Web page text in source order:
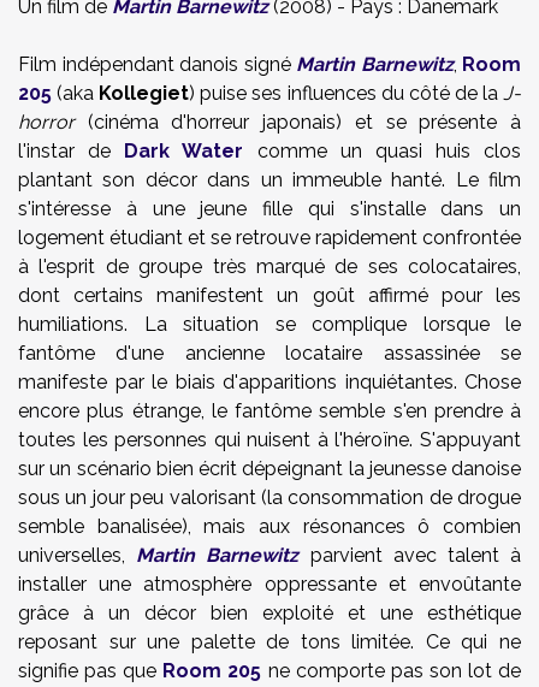
Un film de Martin Barnewitz(2008) - Pays : Danemark
Film indépendant danois signé Martin Barnewitz, Room
205 (aka Kollegiet) puise ses influences du côté de laJ-
horror(cinéma d'horreur japonais) et se présente à
l'instar de Dark Water comme un quasi huis clos
plantant son décor dans un immeuble hanté. Le film
s'intéresse à une jeune fille qui s'installe dans un
logement étudiant et se retrouve rapidement confrontée
à l'esprit de groupe très marqué de ses colocataires,
dont certains manifestent un goût affirmé pour les
humiliations. La situation se complique lorsque le
fantôme d'une ancienne locataire assassinée se
manifeste par le biais d'apparitions inquiétantes. Chose
encore plus étrange, le fantôme semble s'en prendre à
toutes les personnes qui nuisent à l'héroïne. S'appuyant
sur un scénario bien écrit dépeignant la jeunesse danoise
sous un jour peu valorisant (la consommation de drogue
semble banalisée), mais aux résonances ô combien
universelles, Martin Barnewitzparvient avec talent à
installer une atmosphère oppressante et envoûtante
grâce à un décor bien exploité et une esthétique
reposant sur une palette de tons limitée. Ce qui ne
signifie pas que Room 205 ne comporte pas son lot de